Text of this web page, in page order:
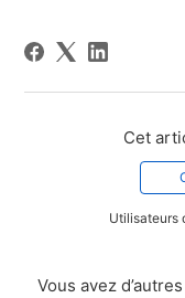
Cet
Utilisateurs
Vous avez